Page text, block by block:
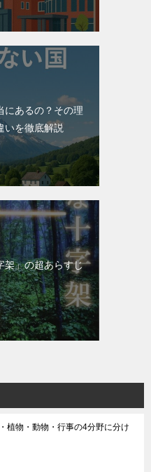
にあるの？その理
いを徹底解説
架」の超あらすじ
植物・動物・行事の4分野に分け